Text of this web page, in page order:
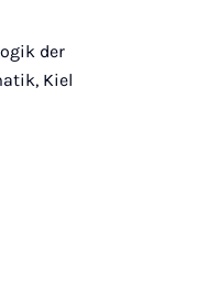
der
Kiel